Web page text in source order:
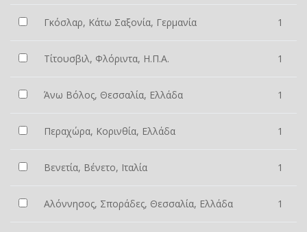
Γκόσλαρ, Κάτω Σαξονία, Γερμανία 1
Τίτουσβιλ, Φλόριντα, Η.Π.Α. 1
Άνω Βόλος, Θεσσαλία, Ελλάδα 1
Περαχώρα, Κορινθία, Ελλάδα 1
Βενετία, Βένετο, Ιταλία 1
Αλόννησος, Σποράδες, Θεσσαλία, Ελλάδα 1